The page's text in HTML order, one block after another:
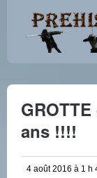
ans !!!!
4 août 2016 à 1 h